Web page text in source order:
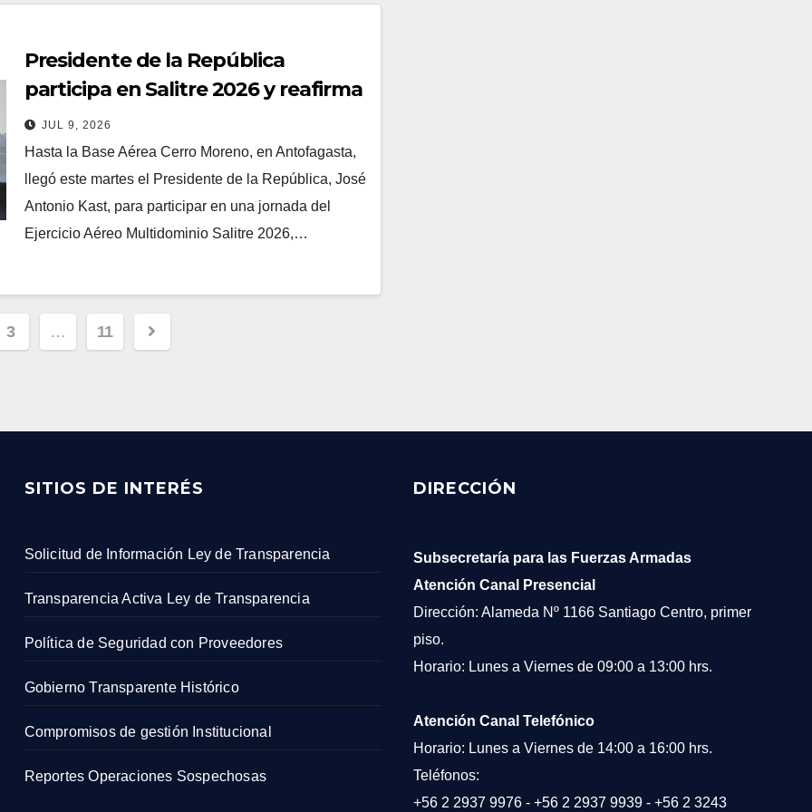
Presidente de la República
participa en Salitre 2026 y reafirma
el compromiso de Chile con la
cooperación regional en Defensa
JUL 9, 2026
Hasta la Base Aérea Cerro Moreno, en Antofagasta,
llegó este martes el Presidente de la República, José
Antonio Kast, para participar en una jornada del
Ejercicio Aéreo Multidominio Salitre 2026,…
3 … 11
SITIOS DE INTERÉS
Solicitud de Información Ley de Transparencia
Transparencia Activa Ley de Transparencia
Política de Seguridad con Proveedores
Gobierno Transparente Histórico
Compromisos de gestión Institucional
Reportes Operaciones Sospechosas
DIRECCIÓN
Subsecretaría para las Fuerzas Armadas
Atención Canal Presencial
Dirección: Alameda Nº 1166 Santiago Centro, primer
piso.
Horario: Lunes a Viernes de 09:00 a 13:00 hrs.
Atención Canal Telefónico
Horario: Lunes a Viernes de 14:00 a 16:00 hrs.
Teléfonos:
+56 2 2937 9976 -+56 2 2937 9939 -+56 2 3243